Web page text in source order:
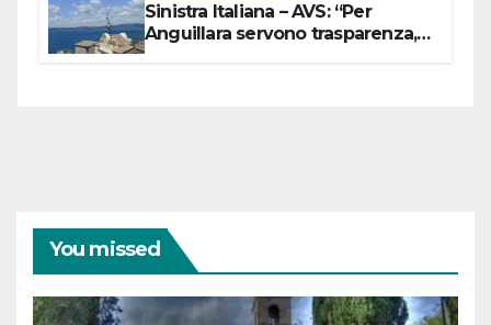
Sinistra Italiana – AVS: “Per
Anguillara servono trasparenza,
You missed